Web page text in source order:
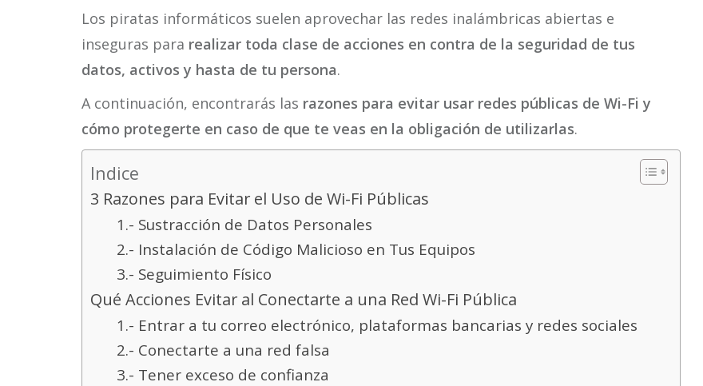
Los piratas informáticos suelen aprovechar las redes inalámbricas abiertas e
inseguras para realizar toda clase de acciones en contra de la seguridad de tus
datos, activos y hasta de tu persona.
A continuación, encontrarás las razones para evitar usar redes públicas de Wi-Fi y
cómo protegerte en caso de que te veas en la obligación de utilizarlas.
Indice
3 Razones para Evitar el Uso de Wi-Fi Públicas
1.- Sustracción de Datos Personales
2.- Instalación de Código Malicioso en Tus Equipos
3.- Seguimiento Físico
Qué Acciones Evitar al Conectarte a una Red Wi-Fi Pública
1.- Entrar a tu correo electrónico, plataformas bancarias y redes sociales
2.- Conectarte a una red falsa
3.- Tener exceso de confianza